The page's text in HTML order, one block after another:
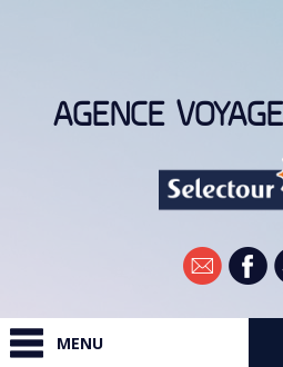
AGENCE
Newsletter
MENU